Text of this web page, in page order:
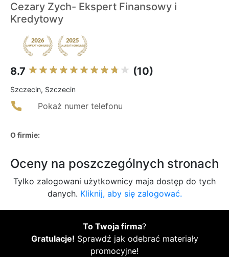
Cezary Zych- Ekspert Finansowy i
Kredytowy
8.7 (10)
Szczecin, Szczecin
Pokaż numer telefonu
O firmie:
Oceny na poszczególnych stronach
Tylko zalogowani użytkownicy maja dostęp do tych
danych. Kliknij, aby się zalogować.
To Twoja firma?
Gratulacje! Sprawdź jak odebrać materiały
promocyjne!